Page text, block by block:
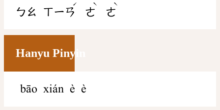
ㄅㄠ ㄒㄧㄢ
ˊ
ㄜ
ˋ
ㄜ
ˋ
Hanyu Pinyin
bāo xián è è